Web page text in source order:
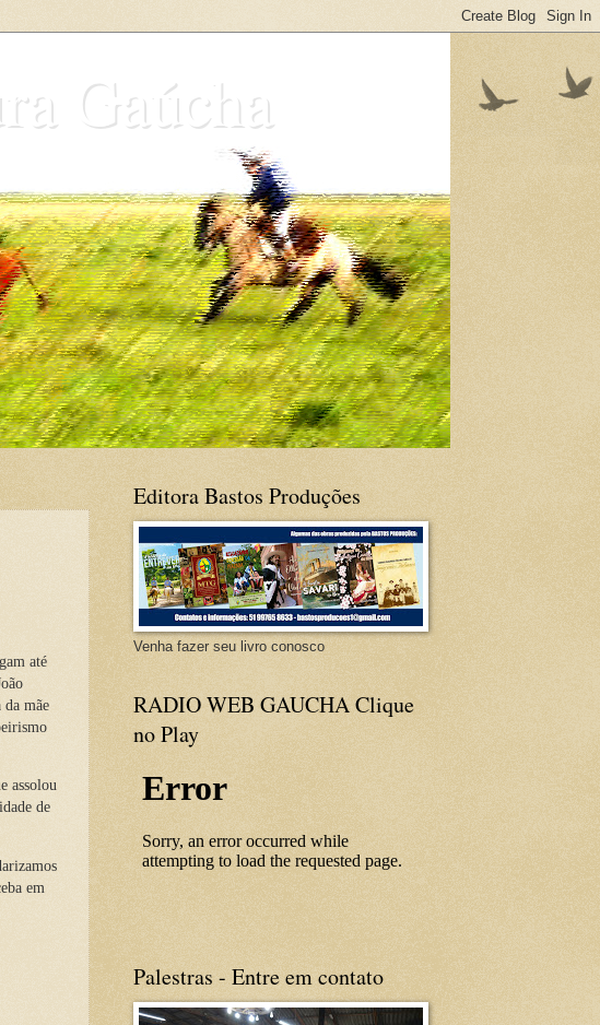
Gaúcha
até
mãe
assolou
de
em
Editora Bastos Produções
Venha fazer seu livro conosco
RADIO WEB GAUCHA Clique
no Play
Palestras - Entre em contato